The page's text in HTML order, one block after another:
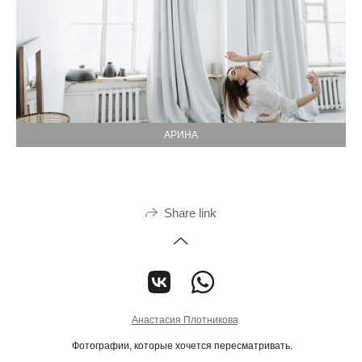
АРИНА
Share link
Анастасия Плотникова
Фотографии, которые хочется пересматривать.